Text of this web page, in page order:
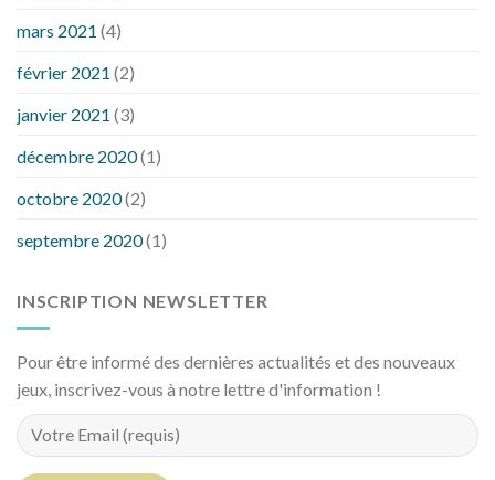
mars 2021 (4)
février 2021 (2)
janvier 2021 (3)
décembre 2020(1)
octobre 2020(2)
septembre 2020(1)
INSCRIPTION NEWSLETTER
Pour être informé des dernières actualités et des nouveaux
jeux, inscrivez-vous à notre lettre d'information !